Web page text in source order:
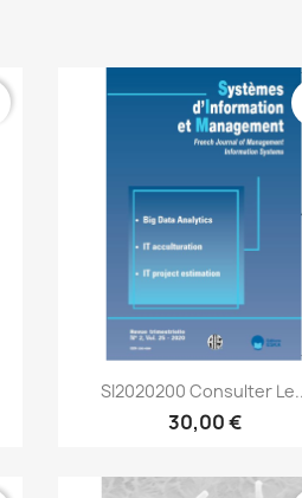
Aperçu rapide
SI2020200 Consulter
30,00 €